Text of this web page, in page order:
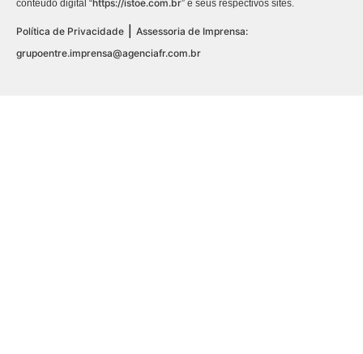
conteúdo digital “https://istoe.com.br” e seus respectivos sites.
Política de Privacidade
Assessoria de Imprensa:
grupoentre.imprensa@agenciafr.com.br